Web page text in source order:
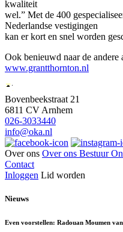
kwaliteit
wel.” Met de 400
Nederlandse vestigingen
kan er kort en snel worden
Ook benieuwd naar de andere
www.grantthornton.nl
Bovenbeekstraat 21
6811 CV Arnhem
026-3033440
info@oka.nl
Over ons Over ons Bestuur
Contact
Inloggen Lid worden
Nieuws
Even voorstellen: Radouan Moumen